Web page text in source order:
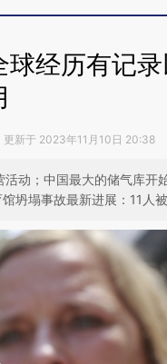
经历有记
新于 2023年11月10日 20:38
动；中国最大的储气库开
坍塌事故最新进展：11人